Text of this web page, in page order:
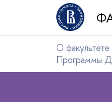
О факультете
Программы